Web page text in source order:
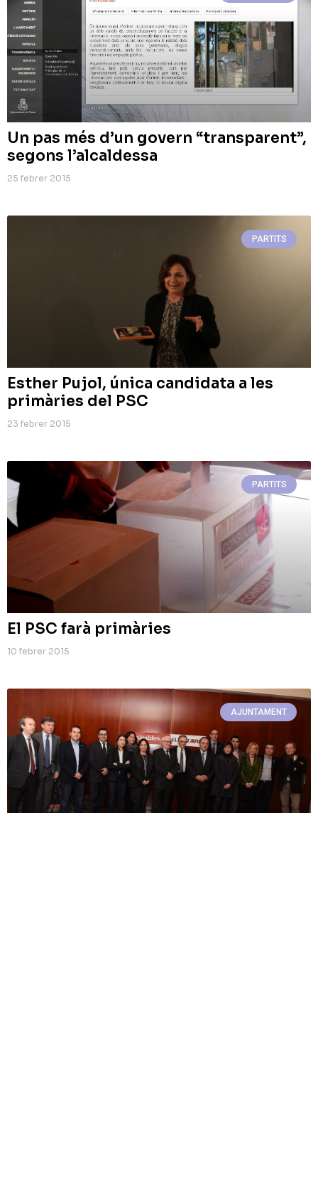
Un pas més d’un govern “transparent”,
segons l’alcaldessa
25 febrer 2015
PARTITS
Esther Pujol, única candidata a les
primàries del PSC
23 febrer 2015
PARTITS
El PSC farà primàries
10 febrer 2015
AJUNTAMENT